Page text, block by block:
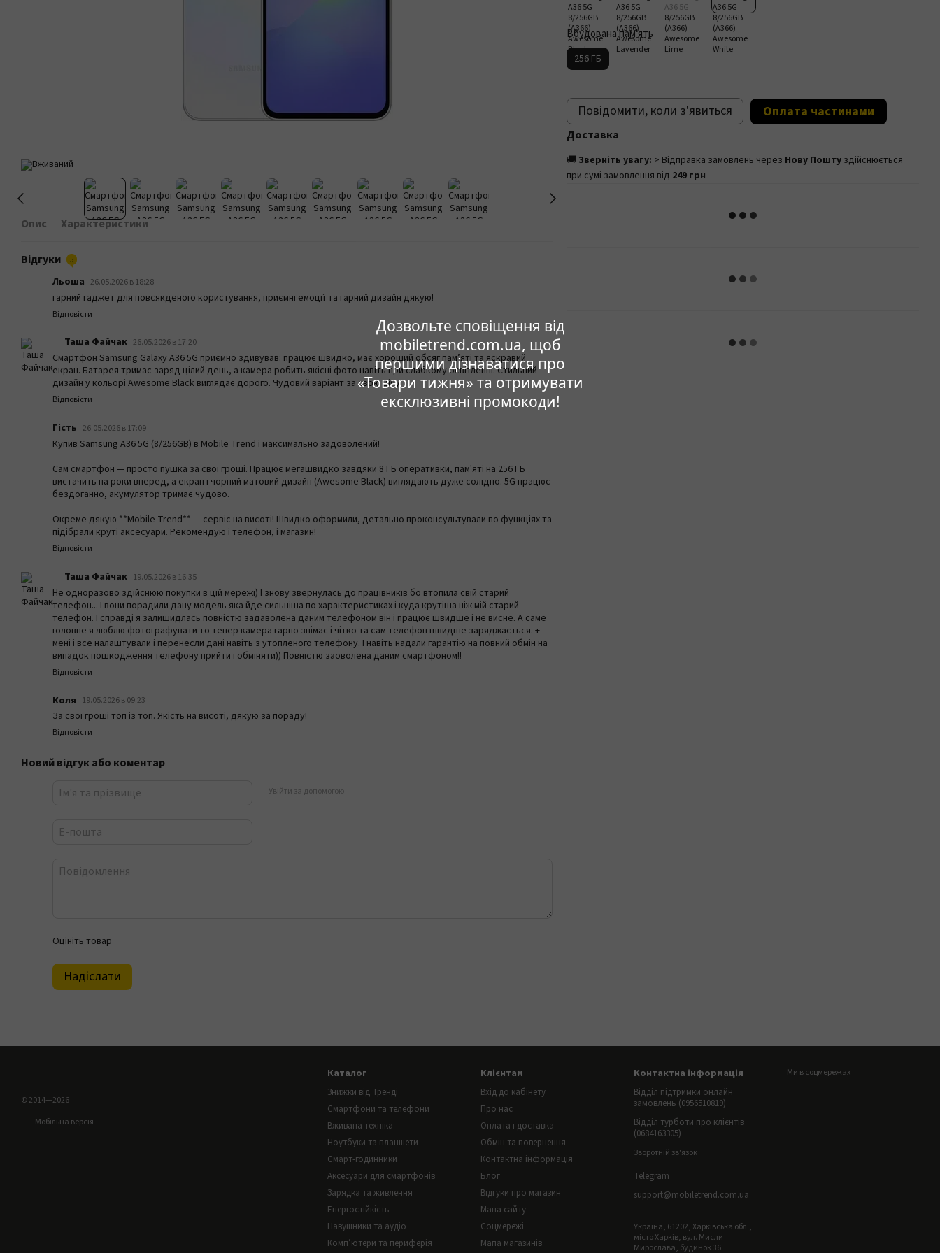
Дозвольте сповіщення від
mobiletrend.com.ua, щоб
першими дізнаватися про
«Товари тижня» та отримувати
ексклюзивні промокоди!
Опис Характеристики
Відгуки 5
Льоша 26.05.2026 в 18:28
гарний гаджет для повсякденого користування, приємні емоції та гарний дизайн дякую!
Відповісти
Таша Файчак 26.05.2026 в 17:20
Смартфон Samsung Galaxy A36 5G приємно здивував: працює швидко, має хороший обсяг пам’яті та яскравий
екран. Батарея тримає заряд цілий день, а камера робить якісні фото навіть при слабкому освітленні. Стильний
дизайн у кольорі Awesome Black виглядає дорого. Чудовий варіант за свою ціну.
Відповісти
Гість 26.05.2026 в 17:09
Купив Samsung A36 5G (8/256GB) в Mobile Trend і максимально задоволений!
Сам смартфон — просто пушка за свої гроші. Працює мегашвидко завдяки 8 ГБ оперативки, пам'яті на 256 ГБ
вистачить на роки вперед, а екран і чорний матовий дизайн (Awesome Black) виглядають дуже солідно. 5G працює
бездоганно, акумулятор тримає чудово.
Окреме дякую **Mobile Trend** — сервіс на висоті! Швидко оформили, детально проконсультували по функціях та
підібрали круті аксесуари. Рекомендую і телефон, і магазин!
Відповісти
Таша Файчак 19.05.2026 в 16:35
Не одноразово здійснюю покупки в цій мережі) І знову звернулась до працівників бо втопила свій старий
телефон... І вони порадили дану модель яка йде сильніша по характеристиках і куда крутіша ніж мій старий
телефон. І справді я залишидлась повністю задаволена даним телефоном він і працює швидше і не висне. А саме
головне я люблю фотографувати то тепер камера гарно знімає і чітко та сам телефон швидше заряджається. +
мені і все налаштували і перенесли дані навіть з утопленого телефону. І навіть надали гарантію на повний обмін на
випадок пошкодження телефону прийти і обміняти)) Повністю заоволена даним смартфоном!!
Відповісти
Коля 19.05.2026 в 09:23
За свої гроші топ із топ. Якість на висоті, дякую за пораду!
Відповісти
Новий відгук або коментар
Увійти за допомогою
Оцініть товар
Надіслати
Вбудована пам'ять
256 ГБ
Повідомити, коли з'явиться Оплата частинами
Доставка
🚚 Зверніть увагу: > Відправка замовлень через Нову Пошту здійснюється
при сумі замовлення від 249 грн
© 2014—2026
Мобільна версія
Каталог
Знижки від Тренді
Смартфони та телефони
Вживана техніка
Ноутбуки та планшети
Смарт-годинники
Аксесуари для смартфонів
Зарядка та живлення
Енергостійкість
Навушники та аудіо
Комп’ютери та периферія
Клієнтам
Вхід до кабінету
Про нас
Оплата і доставка
Обмін та повернення
Контактна інформація
Блог
Відгуки про магазин
Мапа сайту
Соцмережі
Мапа магазинів
Контактна інформація
Відділ підтримки онлайн
замовлень (0956510819)
Відділ турботи про клієнтів
(0684163305)
Зворотній зв'язок
Telegram
support@mobiletrend.com.ua
Україна, 61202, Харківська обл.,
місто Харків, вул. Мисли
Мирослава, будинок 36
Ми в соцмережах